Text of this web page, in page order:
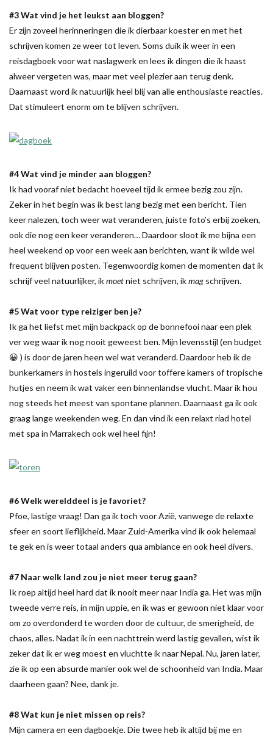
#3 Wat vind je het leukst aan bloggen?
Er zijn zoveel herinneringen die ik dierbaar koester en met het
schrijven komen ze weer tot leven. Soms duik ik weer in een
reisdagboek voor wat naslagwerk en lees ik dingen die ik haast
alweer vergeten was, maar met veel plezier aan terug denk.
Daarnaast word ik natuurlijk heel blij van alle enthousiaste reacties.
Dat stimuleert enorm om te blijven schrijven.
#4 Wat vind je minder aan bloggen?
Ik had vooraf niet bedacht hoeveel tijd ik ermee bezig zou zijn.
Zeker in het begin was ik best lang bezig met een bericht. Tien
keer nalezen, toch weer wat veranderen, juiste foto’s erbij zoeken,
ook die nog een keer veranderen… Daardoor sloot ik me bijna een
heel weekend op voor een week aan berichten, want ik wilde wel
frequent blijven posten. Tegenwoordig komen de momenten dat ik
schrijf veel natuurlijker, ikmoetniet schrijven, ikmag schrijven.
#5 Wat voor type reiziger ben je?
Ik ga het liefst met mijn backpack op de bonnefooi naar een plek
ver weg waar ik nog nooit geweest ben. Mijn levensstijl (en budget
😀 ) is door de jaren heen wel wat veranderd. Daardoor heb ik de
bunkerkamers in hostels ingeruild voor toffere kamers of tropische
hutjes en neem ik wat vaker een binnenlandse vlucht. Maar ik hou
nog steeds het meest van spontane plannen. Daarnaast ga ik ook
graag lange weekenden weg. En dan vind ik een relaxt riad hotel
met spa in Marrakech ook wel heel fijn!
#6 Welk werelddeel is je favoriet?
Pfoe, lastige vraag! Dan ga ik toch voor Azië, vanwege de relaxte
sfeer en soort lieflijkheid. Maar Zuid-Amerika vind ik ook helemaal
te gek en is weer totaal anders qua ambiance en ook heel divers.
#7 Naar welk land zou je niet meer terug gaan?
Ik roep altijd heel hard dat ik nooit meer naar India ga. Het was mijn
tweede verre reis, in mijn uppie, en ik was er gewoon niet klaar voor
om zo overdonderd te worden door de cultuur, de smerigheid, de
chaos, alles. Nadat ik in een nachttrein werd lastig gevallen, wist ik
zeker dat ik er weg moest en vluchtte ik naar Nepal. Nu, jaren later,
zie ik op een absurde manier ook wel de schoonheid van India. Maar
daarheen gaan? Nee, dank je.
#8 Wat kun je niet missen op reis?
Mijn camera en een dagboekje. Die twee heb ik altijd bij me en